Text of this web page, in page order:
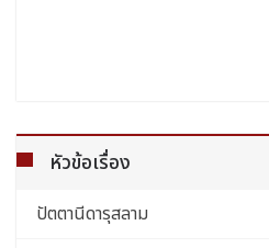
หัวข้อเรื่อง
ปัตตานีดารุสลาม